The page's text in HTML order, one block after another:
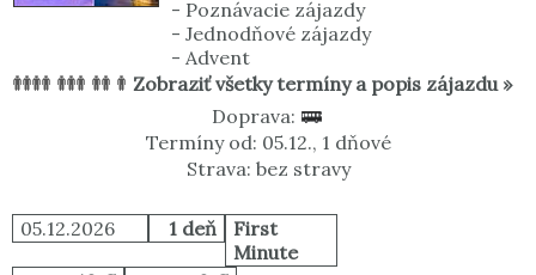
- Poznávacie zájazdy
- Jednodňové zájazdy
- Advent
Zobraziť všetky termíny a popis zájazdu »
Doprava:
Termíny od: 05.12., 1 dňové
Strava: bez stravy
05.12.2026 1 deň
First
Minute